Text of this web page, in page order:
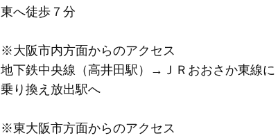
東へ徒歩７分
※大阪市内方面からのアクセス
地下鉄中央線（高井田駅）→ＪＲおおさか東線に
乗り換え放出駅へ
※東大阪市方面からのアクセス